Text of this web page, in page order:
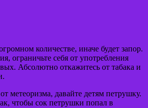
количестве, иначе будет запор.
ограничьте себя от употребления
Абсолютно откажитесь от табака и
метеоризма, давайте детям петрушку.
чтобы сок петрушки попал в